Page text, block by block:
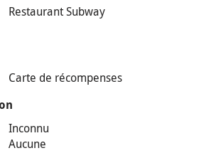
Restaurant Subway
Carte de récompenses
Inconnu
Aucune